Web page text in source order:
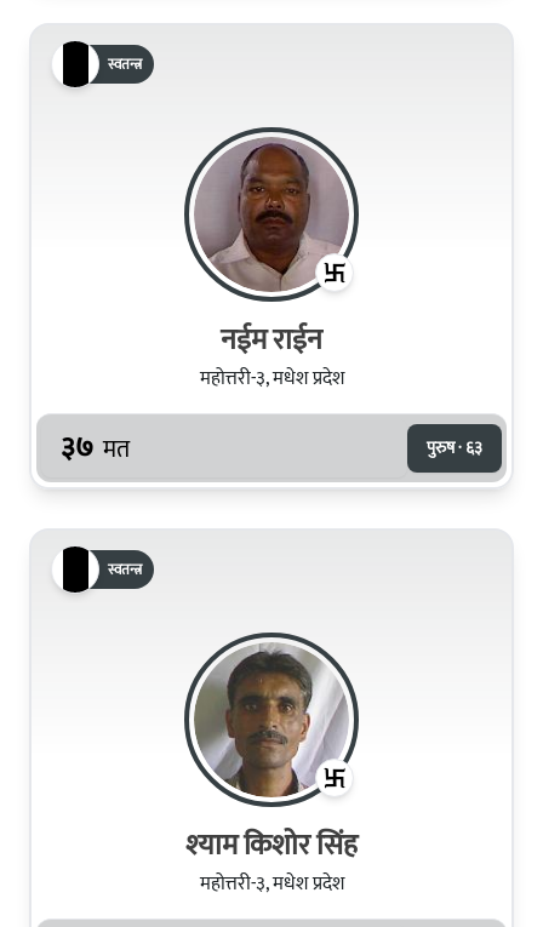
स्वतन्त्र
नईम राईन
महोत्तरी-३, मधेश प्रदेश
३७ मत पुरुष · ६३
स्वतन्त्र
श्‍याम किशोर सिंह
महोत्तरी-३, मधेश प्रदेश